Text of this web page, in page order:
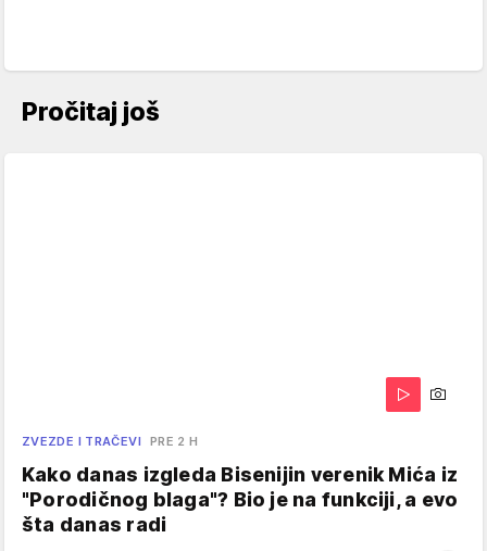
Pročitaj još
ZVEZDE I TRAČEVI PRE 2 H
Kako danas izgleda Bisenijin verenik Mića iz
"Porodičnog blaga"? Bio je na funkciji, a evo
šta danas radi